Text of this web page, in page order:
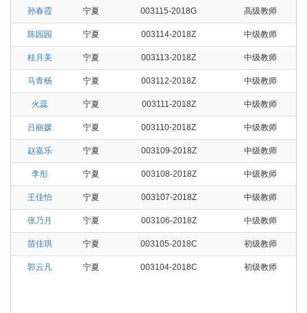
孙春霞 宁夏 003115-2018G 高级教师
陈园园 宁夏 003114-2018Z 中级教师
桂月美 宁夏 003113-2018Z 中级教师
马青杨 宁夏 003112-2018Z 中级教师
火蕊 宁夏 003111-2018Z 中级教师
吕丽媛 宁夏 003110-2018Z 中级教师
赵嘉乐 宁夏 003109-2018Z 中级教师
李彤 宁夏 003108-2018Z 中级教师
王佳怡 宁夏 003107-2018Z 中级教师
张乃月 宁夏 003106-2018Z 中级教师
苗佳琪 宁夏 003105-2018C 初级教师
郭云凡 宁夏 003104-2018C 初级教师